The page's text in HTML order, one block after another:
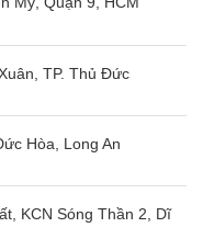
TP. Thủ Đức
Hòa, Long An
KCN Sóng Thần 2, Dĩ